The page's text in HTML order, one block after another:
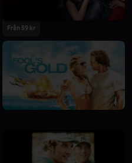
Från 59 kr